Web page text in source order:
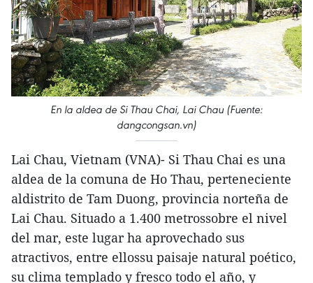
En la aldea de Si Thau Chai, Lai Chau (Fuente:
dangcongsan.vn)
Lai Chau, Vietnam (VNA)- Si Thau Chai es una
aldea de la comuna de Ho Thau, perteneciente
aldistrito de Tam Duong, provincia norteña de
Lai Chau. Situado a 1.400 metrossobre el nivel
del mar, este lugar ha aprovechado sus
atractivos, entre ellossu paisaje natural poético,
su clima templado y fresco todo el año, y